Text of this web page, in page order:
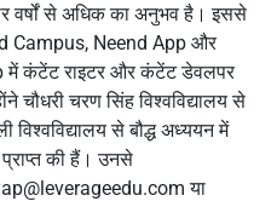
वर्षों से अधिक का अनुभव है। इससे
Campus, Neend App और
में कंटेंट राइटर और कंटेंट डेवलपर
चौधरी चरण सिंह विश्वविद्यालय से
विश्वविद्यालय से बौद्ध अध्ययन में
प्राप्त की हैं। उनसे
या